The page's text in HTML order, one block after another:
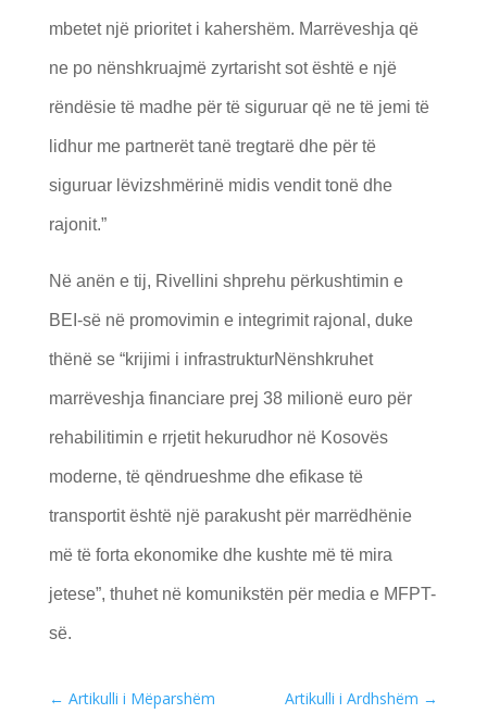
mbetet një prioritet i kahershëm. Marrëveshja që
ne po nënshkruajmë zyrtarisht sot është e një
rëndësie të madhe për të siguruar që ne të jemi të
lidhur me partnerët tanë tregtarë dhe për të
siguruar lëvizshmërinë midis vendit tonë dhe
rajonit.”
Në anën e tij, Rivellini shprehu përkushtimin e
BEI-së në promovimin e integrimit rajonal, duke
thënë se “krijimi i infrastrukturNënshkruhet
marrëveshja financiare prej 38 milionë euro për
rehabilitimin e rrjetit hekurudhor në Kosovës
moderne, të qëndrueshme dhe efikase të
transportit është një parakusht për marrëdhënie
më të forta ekonomike dhe kushte më të mira
jetese”, thuhet në komunikstën për media e MFPT-
së.
← Artikulli i Mëparshëm Artikulli i Ardhshëm →